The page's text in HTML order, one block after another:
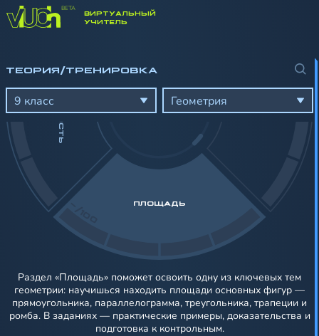
ВИРТУАЛЬНЫЙ
УЧИТЕЛЬ
9 класс Геометрия
ТЕОРИЯ/ТРЕНИРОВКА
-/100
ПЛОЩАДЬ
ОКРУЖНОСТЬ
Раздел «Площадь» поможет освоить одну из ключевых тем
геометрии: научишься находить площади основных фигур —
прямоугольника, параллелограмма, треугольника, трапеции и
ромба. В заданиях — практические примеры, доказательства и
подготовка к контрольным.